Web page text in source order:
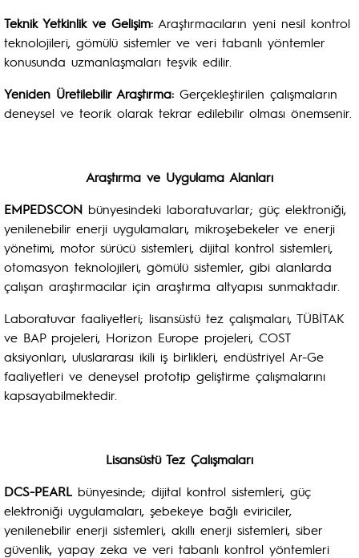
Teknik Yetkinlik ve Gelişim: Araştırmacıların yeni nesil kontrol
teknolojileri, gömülü sistemler ve veri tabanlı yöntemler
konusunda uzmanlaşmaları teşvik edilir.
Yeniden Üretilebilir Araştırma: Gerçekleştirilen çalışmaların
deneysel ve teorik olarak tekrar edilebilir olması önemsenir.
Araştırma ve Uygulama Alanları
EMPEDSCON bünyesindeki laboratuvarlar; güç elektroniği,
yenilenebilir enerji uygulamaları, mikroşebekeler ve enerji
yönetimi, motor sürücü sistemleri, dijital kontrol sistemleri,
otomasyon teknolojileri, gömülü sistemler, gibi alanlarda
çalışan araştırmacılar için araştırma altyapısı sunmaktadır.
Laboratuvar faaliyetleri; lisansüstü tez çalışmaları, TÜBİTAK
ve BAP projeleri, Horizon Europe projeleri, COST
aksiyonları, uluslararası ikili iş birlikleri, endüstriyel Ar-Ge
faaliyetleri ve deneysel prototip geliştirme çalışmalarını
kapsayabilmektedir.
Lisansüstü Tez Çalışmaları
DCS-PEARL bünyesinde; dijital kontrol sistemleri, güç
elektroniği uygulamaları, şebekeye bağlı eviriciler,
yenilenebilir enerji sistemleri, akıllı enerji sistemleri, siber
güvenlik, yapay zeka ve veri tabanlı kontrol yöntemleri